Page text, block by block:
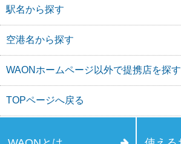
駅名から探す
空港名から探す
WAONホームページ以外で提携店を探す
TOPページへ戻る